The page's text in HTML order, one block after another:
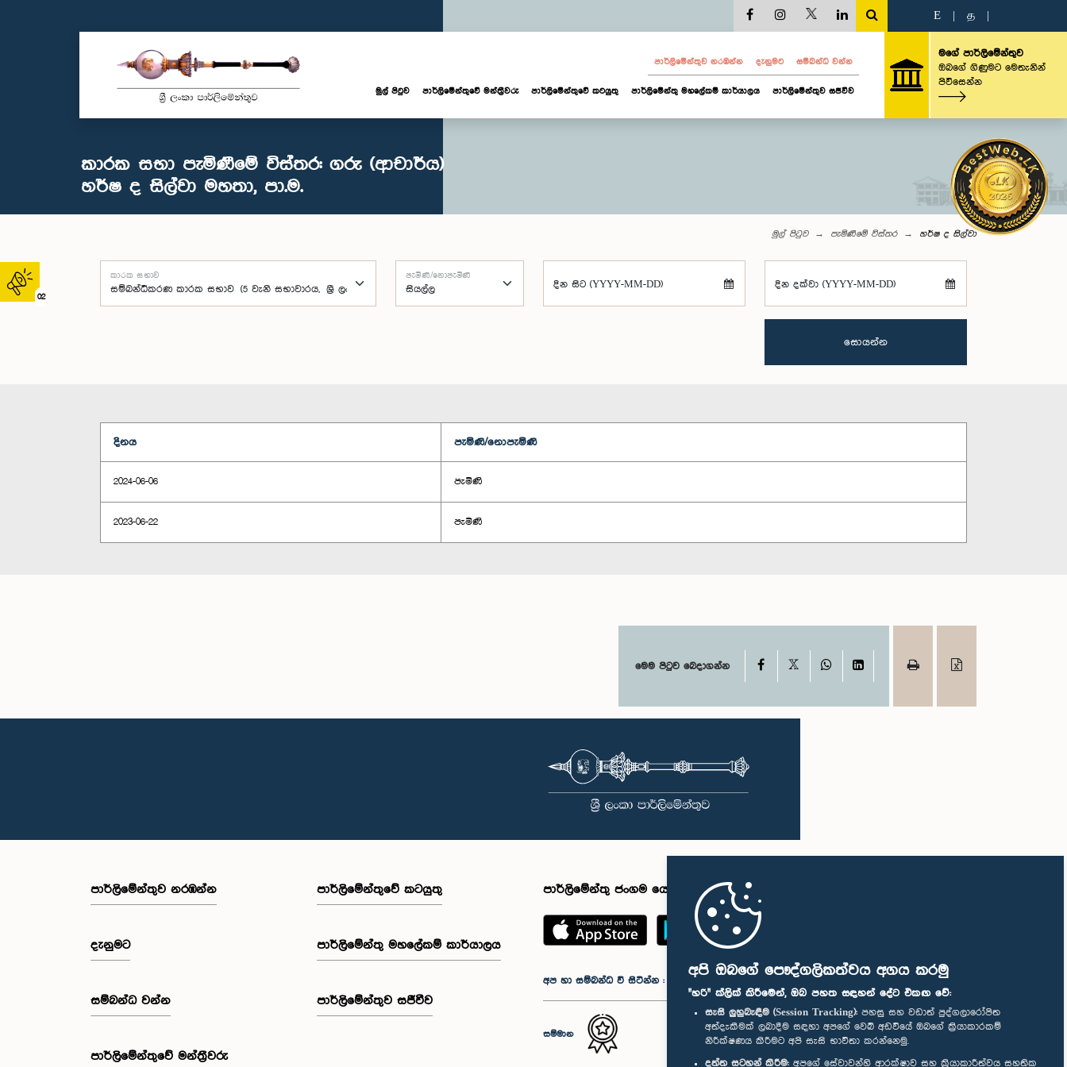
අපි ඔබගේ පෞද්ගලිකත්වය අගය කරමු
"හරි" ක්ලික් කිරීමෙන්, ඔබ පහත සඳහන් දේට එකඟ වේ:
සැසි ලුහුබැඳීම (Session Tracking): පහසු සහ වඩාත් පුද්ගලාරෝපිත
අත්දැකීමක් ලබාදීම සඳහා අපගේ වෙබ් අඩවියේ ඔබගේ ක්‍රියාකාරකම්
නිරීක්ෂණය කිරීමට අපි සැසි භාවිතා කරන්නෙමු.
දත්ත සටහන් කිරීම: අපගේ සේවාවන්හි ආරක්ෂාව සහ ක්‍රියාකාරීත්වය සහතික
02
E த
පාර්ලි‌මේන්තුව නරඹන්න දැනුමට සම්බන්ධ වන්න
මුල් පිටුව පාර්ලි‌මේන්තුවේ මන්ත්‍රීවරු පාර්ලිමේන්තුවේ කටයුතු පාර්ලිමේන්තු මහලේකම් කාර්යාලය පාර්ලිමේන්තුව සජීවීව
මගේ පාර්ලිමේන්තුව
ඔබගේ ගිණුමට මෙතැනින්
පිවිසෙන්න
කාරක සභා පැමිණීමේ විස්තර: ගරු (ආචාර්ය)
හර්ෂ ද සිල්වා මහතා, පා.ම.
මුල් පිටුව පැමිණීමේ විස්තර හර්ෂ ද සිල්වා
කාරක සභාව පැමිණි/නොපැමිණි
දින සිට (YYYY-MM-DD) දින දක්වා (YYYY-MM-DD)
සොයන්න
දිනය පැමිණි/නොපැමිණි
2024-06-06 පැමිණි
2023-06-22 පැමිණි
මෙම පිටුව බෙදාගන්න Facebook WhatsAppLinkedIn
පාර්ලි‌මේන්තුව නරඹන්න
දැනුමට
සම්බන්ධ වන්න
පාර්ලි‌මේන්තුවේ මන්ත්‍රීවරු
පාර්ලිමේන්තුවේ කටයුතු
පාර්ලිමේන්තු මහලේකම් කාර්යාලය
පාර්ලිමේන්තුව සජීවීව
පාර්ලිමේන්තු ජංගම යෙදුම
අප හා සම්බන්ධ වී සිටින්න :
සම්මාන